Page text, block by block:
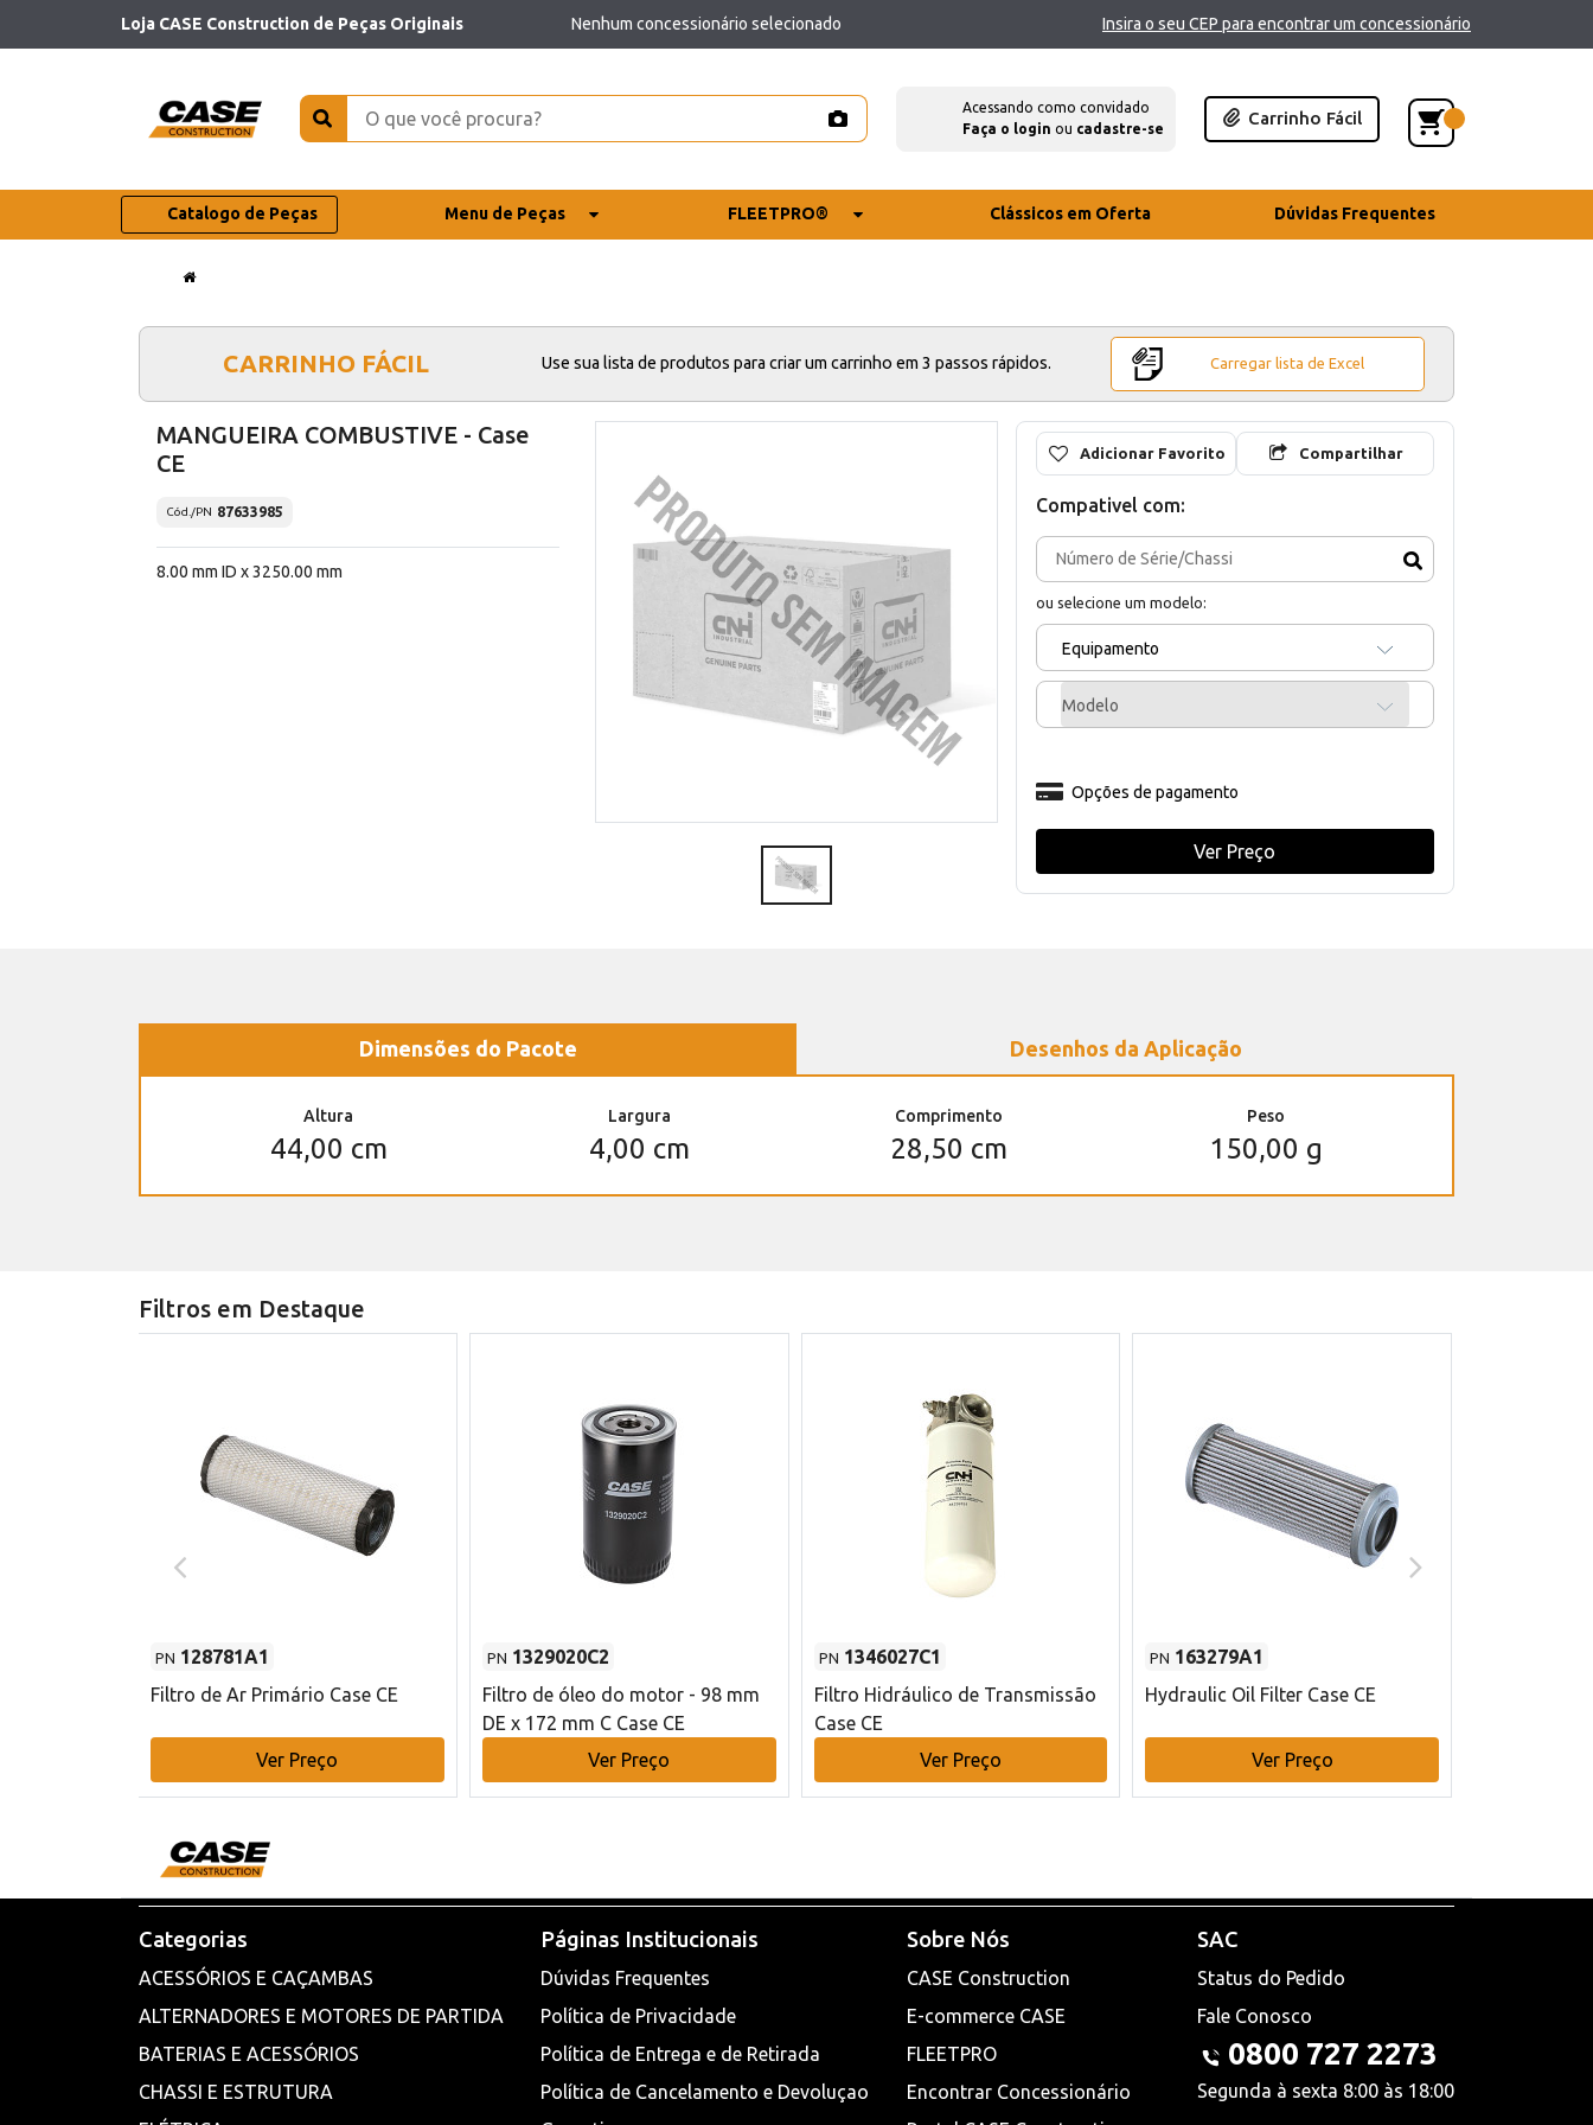
Loja CASE Construction de Peças Originais Nenhum concessionário selecionado Insira o seu CEP para encontrar um concessionário
Acessando como convidado
Faça o login ou cadastre-se
Carrinho Fácil
Catalogo de Peças Menu de Peças FLEETPRO® Clássicos em Oferta Dúvidas Frequentes
CARRINHO FÁCIL Use sua lista de produtos para criar um carrinho em 3 passos rápidos. Carregar lista de Excel
MANGUEIRA COMBUSTIVE - Case
CE
Cód./PN 87633985
8.00 mm ID x 3250.00 mm
Adicionar Favorito Compartilhar
Compativel com:
ou selecione um modelo:
Equipamento
Modelo
Opções de pagamento
Ver Preço
Dimensões do Pacote Desenhos da Aplicação
Altura
44,00 cm
Largura
4,00 cm
Comprimento
28,50 cm
Peso
150,00 g
Filtros em Destaque
PN 128781A1
Filtro de Ar Primário Case CE
Ver Preço
PN 1329020C2
Filtro de óleo do motor - 98 mm
DE x 172 mm C Case CE
Ver Preço
PN 1346027C1
Filtro Hidráulico de Transmissão
Case CE
Ver Preço
PN 163279A1
Hydraulic Oil Filter Case CE
Ver Preço
Categorias
ACESSÓRIOS E CAÇAMBAS
ALTERNADORES E MOTORES DE PARTIDA
BATERIAS E ACESSÓRIOS
CHASSI E ESTRUTURA
Páginas Institucionais
Dúvidas Frequentes
Política de Privacidade
Política de Entrega e de Retirada
Política de Cancelamento e Devoluçao
Sobre Nós
CASE Construction
E-commerce CASE
FLEETPRO
Encontrar Concessionário
SAC
Status do Pedido
Fale Conosco
0800 727 2273
Segunda à sexta 8:00 às 18:00